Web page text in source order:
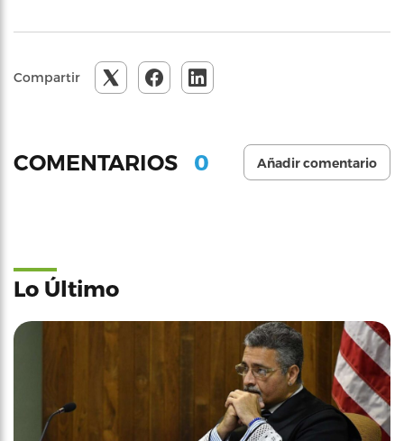
Compartir
COMENTARIOS 0 Añadir comentario
Lo Último